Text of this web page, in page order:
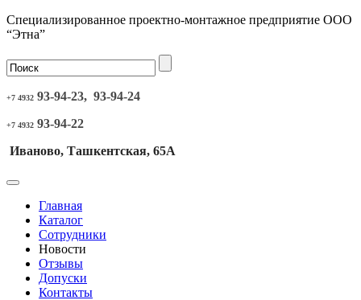
Специализированное проектно-монтажное предприятие ООО
“Этна”
+7 4932 93-94-23, 93-94-24
+7 4932 93-94-22
Иваново, Ташкентская, 65А
Главная
Каталог
Сотрудники
Новости
Отзывы
Допуски
Контакты